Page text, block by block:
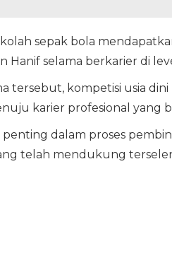
sepak bola
selama berkarier di
tersebut, kompetisi usia
karier profesional yang
dalam proses
telah mendukung